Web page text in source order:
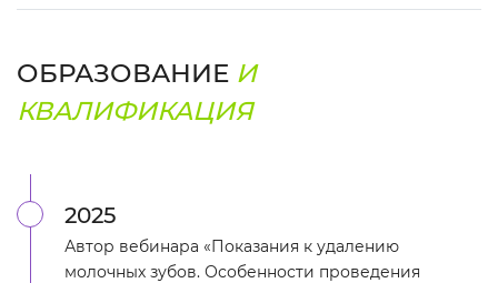
ОБРАЗОВАНИЕ И
КВАЛИФИКАЦИЯ
2025
Автор вебинара «Показания к удалению
молочных зубов. Особенности проведения